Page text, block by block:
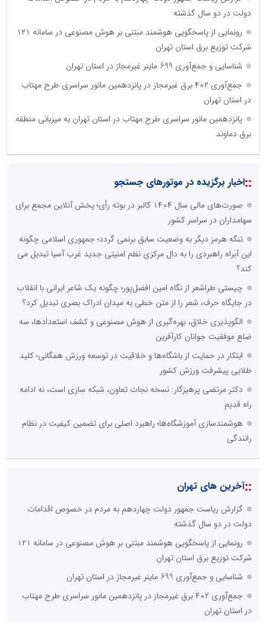
دولت در دو سال گذشته
رونمایی از پاسخگویی هوشمند مبتنی بر هوش مصنوعی در سامانه ۱۲۱
شرکت توزیع برق استان تهران
شناسایی و جمع‌آوری 699 ماینر غیرمجاز در استان تهران
جمع‌آوری ۴۰۲ برق غیرمجاز در پانزدهمین مانور سراسری طرح مهتاب
در استان تهران
پانزدهمین مانور سراسری طرح مهتاب در استان تهران به میزبانی منطقه
برق دماوند
::اخبار برگزیده در موتورهای جستجو
صورت‌های مالی سال ۱۴۰۴ کالبر در بوته رأی؛ پخش آنلاین مجمع برای
سهامداران در سراسر کشور
تنگه هرمز دیگر به وضعیت سابق برنمی گردد؛ جمهوری اسلامی چگونه
این آبراه راهبردی را به دال مرکزی نظم امنیتی جدید غرب آسیا تبدیل می
کند؟
چیستی طراشعر از نگاه امین افضل‌پور؛ چگونه یک شاعر ایرانی با انقلاب
در جایگاه حرف، شعر را از متن خطی به میدان ادراک بصری تبدیل کرد؟
الگوپذیری خلاق، بهره‌گیری از هوش مصنوعی و کشف استعدادها، سه
ضلع موفقیت جوانان کارآفرین
ابتکار در حمایت از باشگاه‌ها و خلاقیت در توسعه ورزش همگانی؛ کلید
طلایی پیشرفت ورزش کشور
دکتر مرتضی پرهیزگار: نسخه نجات تعاون، شبکه سازی است، نه ادامه
راه قدیم
هوشمندسازی آموزشگاه‌ها؛ راهبرد اصلی برای تضمین کیفیت در نظام
رانندگی
::آخرین های تهران
گزارش ریاست جمهور دولت چهاردهم به مردم در خصوص اقدامات
دولت در دو سال گذشته
رونمایی از پاسخگویی هوشمند مبتنی بر هوش مصنوعی در سامانه ۱۲۱
شرکت توزیع برق استان تهران
شناسایی و جمع‌آوری 699 ماینر غیرمجاز در استان تهران
جمع‌آوری ۴۰۲ برق غیرمجاز در پانزدهمین مانور سراسری طرح مهتاب
در استان تهران